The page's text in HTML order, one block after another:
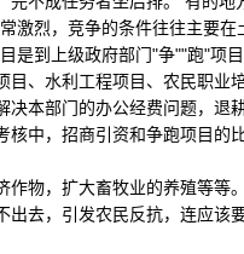
激烈，竞争的条件往往主要
是到上级政府部门"争""跑"项
、水利工程项目、农民职业
本部门的办公经费问题，退
中，招商引资和争跑项目的
物，扩大畜牧业的养殖等等
去，引发农民反抗，连应该